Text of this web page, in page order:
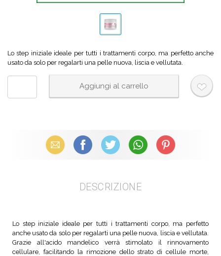
Lo step iniziale ideale per tutti i trattamenti corpo, ma perfetto anche
usato da solo per regalarti una pelle nuova, liscia e vellutata.
Email Facebook X (Twitter) WhatsAppPinterest
DESCRIZIONE
Lo step iniziale ideale per tutti i trattamenti corpo, ma perfetto
anche usato da solo per regalarti una pelle nuova, liscia e vellutata.
Grazie all'acido mandelico verrà stimolato il rinnovamento
cellulare, facilitando la rimozione dello strato di cellule morte,